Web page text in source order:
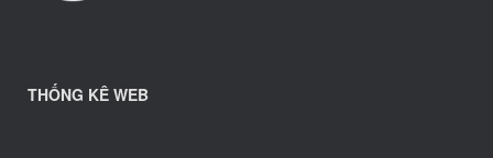
THỐNG KÊ WEB